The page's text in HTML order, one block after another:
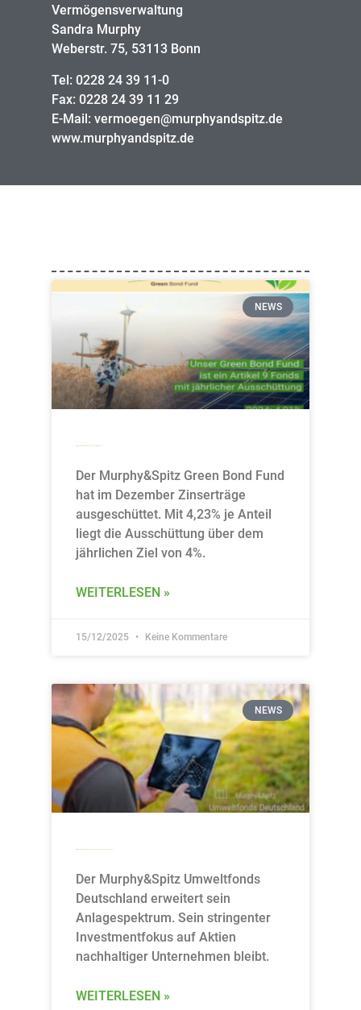
Vermögensverwaltung
Sandra Murphy
Weberstr. 75, 53113 Bonn
Tel: 0228 24 39 11-0
Fax: 0228 24 39 11 29
E-Mail: vermoegen@murphyandspitz.de
www.murphyandspitz.de
NEWS
Der Murphy&Spitz Green Bond Fund
hat im Dezember Zinserträge
ausgeschüttet. Mit 4,23% je Anteil
liegt die Ausschüttung über dem
jährlichen Ziel von 4%.
WEITERLESEN »
15/12/2025 Keine Kommentare
NEWS
Der Murphy&Spitz Umweltfonds
Deutschland erweitert sein
Anlagespektrum. Sein stringenter
Investmentfokus auf Aktien
nachhaltiger Unternehmen bleibt.
WEITERLESEN »